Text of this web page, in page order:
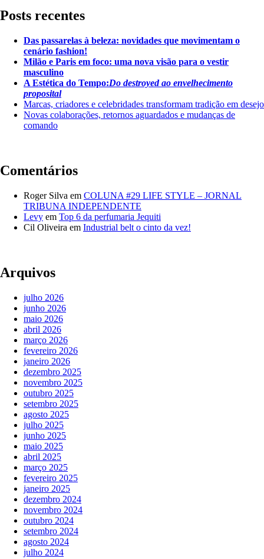
Posts recentes
Das passarelas à beleza: novidades que movimentam o
cenário fashion!
Milão e Paris em foco: uma nova visão para o vestir
masculino
A Estética do Tempo:Do destroyed ao envelhecimento
proposital
Marcas, criadores e celebridades transformam tradição em desejo
Novas colaborações, retornos aguardados e mudanças de
comando
Comentários
Roger Silva em COLUNA #29 LIFE STYLE – JORNAL
TRIBUNA INDEPENDENTE
Levy em Top 6 da perfumaria Jequiti
Cil Oliveira em Industrial belt o cinto da vez!
Arquivos
julho 2026
junho 2026
maio 2026
abril 2026
março 2026
fevereiro 2026
janeiro 2026
dezembro 2025
novembro 2025
outubro 2025
setembro 2025
agosto 2025
julho 2025
junho 2025
maio 2025
abril 2025
março 2025
fevereiro 2025
janeiro 2025
dezembro 2024
novembro 2024
outubro 2024
setembro 2024
agosto 2024
julho 2024